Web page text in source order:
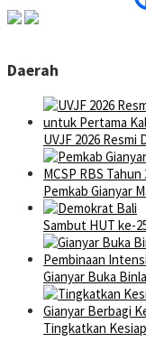
Daerah
UVJF 2026
Pemkab Gianyar
Sambut HUT ke-
Gianyar Buka
Tingkatkan